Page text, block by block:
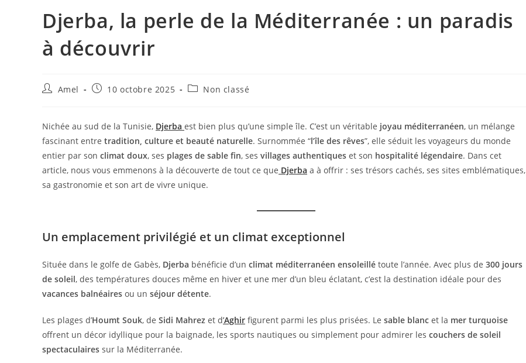
Djerba, la perle de la Méditerranée : un paradis
à découvrir
Amel 10 octobre 2025 Non classé
Nichée au sud de la Tunisie, Djerba est bien plus qu’une simple île. C’est un véritable joyau méditerranéen, un mélange
fascinant entre tradition, culture et beauté naturelle. Surnommée “l’île des rêves”, elle séduit les voyageurs du monde
entier par son climat doux, ses plages de sable fin, ses villages authentiques et son hospitalité légendaire. Dans cet
article, nous vous emmenons à la découverte de tout ce que Djerba a à offrir : ses trésors cachés, ses sites emblématiques,
sa gastronomie et son art de vivre unique.
Un emplacement privilégié et un climat exceptionnel
Située dans le golfe de Gabès, Djerba bénéficie d’un climat méditerranéen ensoleillé toute l’année. Avec plus de 300 jours
de soleil, des températures douces même en hiver et une mer d’un bleu éclatant, c’est la destination idéale pour des
vacances balnéaires ou un séjour détente.
Les plages d’Houmt Souk, de Sidi Mahrez et d’Aghir figurent parmi les plus prisées. Le sable blanc et la mer turquoise
offrent un décor idyllique pour la baignade, les sports nautiques ou simplement pour admirer les couchers de soleil
spectaculaires sur la Méditerranée.